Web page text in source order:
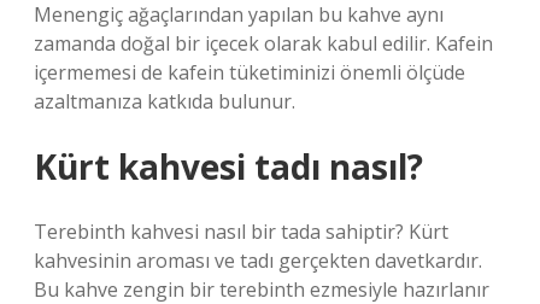
Menengiç ağaçlarından yapılan bu kahve aynı
zamanda doğal bir içecek olarak kabul edilir. Kafein
içermemesi de kafein tüketiminizi önemli ölçüde
azaltmanıza katkıda bulunur.
Kürt kahvesi tadı nasıl?
Terebinth kahvesi nasıl bir tada sahiptir? Kürt
kahvesinin aroması ve tadı gerçekten davetkardır.
Bu kahve zengin bir terebinth ezmesiyle hazırlanır